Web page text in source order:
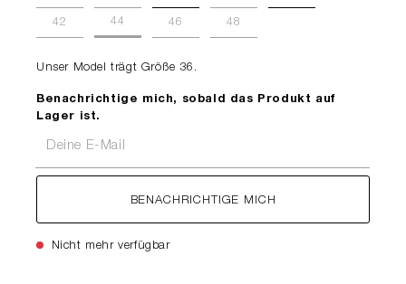
42 44 46 48
Unser Model trägt Größe 36.
Benachrichtige mich, sobald das Produkt auf
Lager ist.
BENACHRICHTIGE MICH
Nicht mehr verfügbar